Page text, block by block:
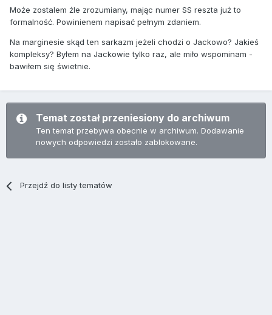
Może zostalem źle zrozumiany, mając numer SS reszta już to
formalność. Powinienem napisać pełnym zdaniem.
Na marginesie skąd ten sarkazm jeżeli chodzi o Jackowo? Jakieś
kompleksy? Byłem na Jackowie tylko raz, ale miło wspominam -
bawiłem się świetnie.
Temat został przeniesiony do archiwum
Ten temat przebywa obecnie w archiwum. Dodawanie
nowych odpowiedzi zostało zablokowane.
Przejdź do listy tematów